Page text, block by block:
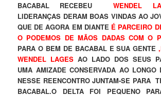
BACABAL RECEBEUWENDEL
LIDERANÇAS DERAM BOAS VINDAS AO
QUE DE AGORA EM DIANTE É PARCEIRO
O PODEMOS DE MÃOS DADAS COM O
PARA O BEM DE BACABAL E SUA GENTE,
WENDEL LAGES AO LADO DOS SEUS
UMA AMIZADE CONSERVADA AO LONGO
NESSE REENCONTRO JUNTAM-SE PARA
BACABAL.O DELTA FOI PEQUENO